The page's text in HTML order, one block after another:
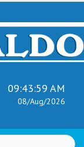
09:44:00 AM
08/Aug/2026